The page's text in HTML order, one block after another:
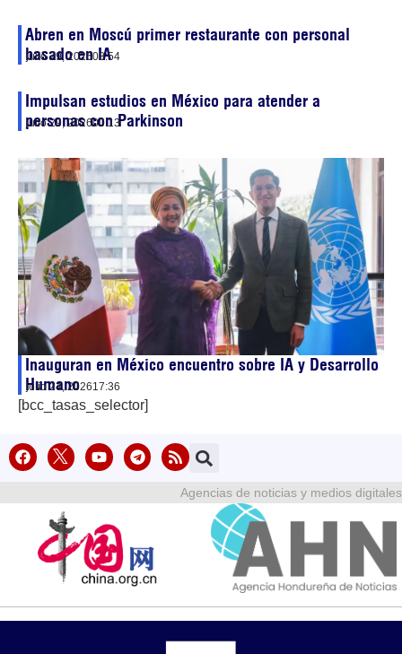
Abren en Moscú primer restaurante con personal
basado en IA
julio 29, 202608:54
Impulsan estudios en México para atender a
personas con Parkinson
julio 29, 202600:13
Inauguran en México encuentro sobre IA y Desarrollo
Humano
julio 24, 202617:36
[bcc_tasas_selector]
Agencias de noticias y medios digitales